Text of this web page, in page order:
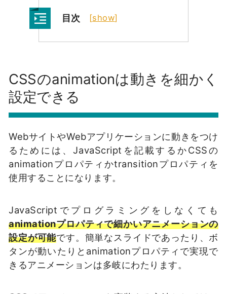
目次 [show]
CSSのanimationは動きを細かく
設定できる
WebサイトやWebアプリケーションに動きをつけ
るためには、JavaScriptを記載するかCSSの
animationプロパティかtransitionプロパティを
使用することになります。
JavaScriptでプログラミングをしなくても
animationプロパティで細かいアニメーションの
設定が可能です。簡単なスライドであったり、ボ
タンが動いたりとanimationプロパティで実現で
きるアニメーションは多岐にわたります。